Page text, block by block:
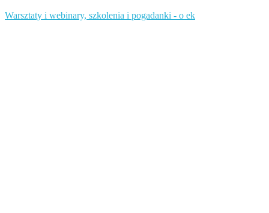
Warsztaty i webinary, szkolenia i pogadanki - o ek